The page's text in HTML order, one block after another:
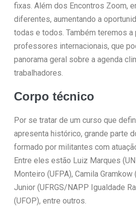
fixas. Além dos Encontros Zoom,
diferentes, aumentando a
todas e todos. Também teremos a
professores internacionais, que
panorama geral sobre a agenda
trabalhadores.
Corpo técnico
Por se tratar de um curso que
apresenta histórico, grande parte
formado por militantes com
Entre eles estão Luiz Marques
Monteiro (UFPA), Camila Gramkow
Junior (UFRGS/NAPP Igualdade
(UFOP), entre outros.